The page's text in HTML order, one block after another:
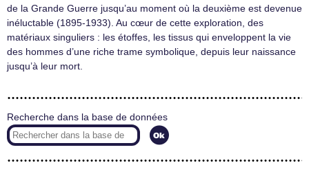
de la Grande Guerre jusqu’au moment où la deuxième est devenue
inéluctable (1895-1933). Au cœur de cette exploration, des
matériaux singuliers : les étoffes, les tissus qui enveloppent la vie
des hommes d’une riche trame symbolique, depuis leur naissance
jusqu’à leur mort.
Recherche dans la base de données